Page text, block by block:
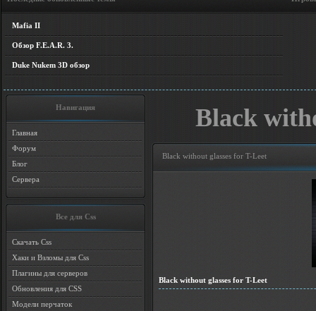
Mafia II
Обзор F.E.A.R. 3.
Duke Nukem 3D обзор
Навигация
Главная
Форум
Блог
Сервера
Все для Css
Скачать Css
Хаки и Взломы для Css
Плагины для серверов
Обновления для CSS
Модели перчаток
Black
Black without glasses for T-Leet
Black without glasses for T-Leet